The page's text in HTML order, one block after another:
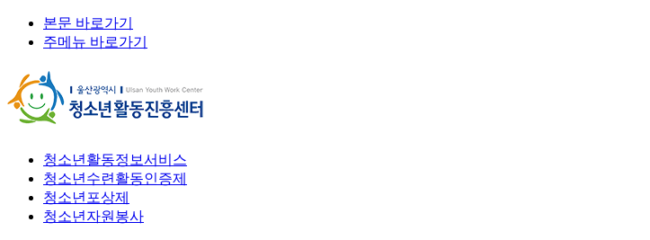
본문 바로가기
주메뉴 바로가기
청소년활동정보서비스
청소년수련활동인증제
청소년포상제
청소년자원봉사